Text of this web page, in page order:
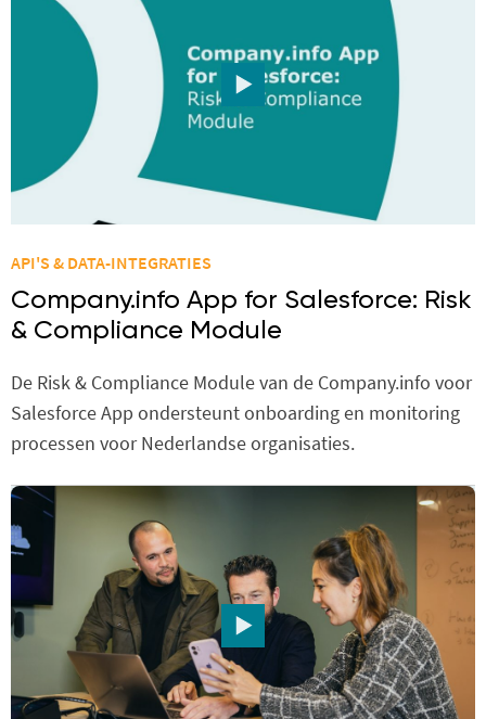
API'S & DATA-INTEGRATIES
Company.info App for Salesforce: Risk
& Compliance Module
De Risk & Compliance Module van de Company.info voor
Salesforce App ondersteunt onboarding en monitoring
processen voor Nederlandse organisaties.